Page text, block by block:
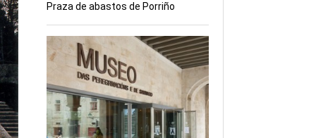
Praza de abastos de Porriño